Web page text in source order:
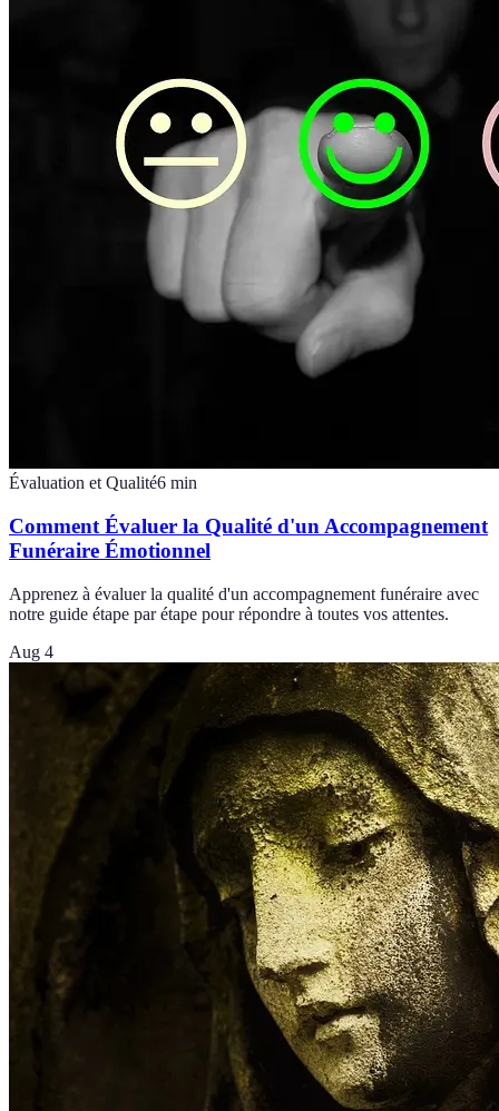
Évaluation et Qualité6 min
Comment Évaluer la Qualité d'un Accompagnement
Funéraire Émotionnel
Apprenez à évaluer la qualité d'un accompagnement funéraire avec
notre guide étape par étape pour répondre à toutes vos attentes.
Aug 4